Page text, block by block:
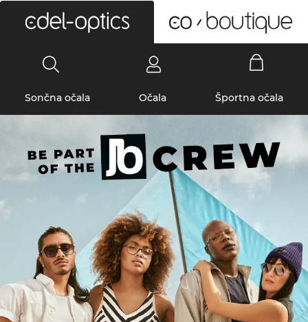
Sončna očala Očala Športna očala